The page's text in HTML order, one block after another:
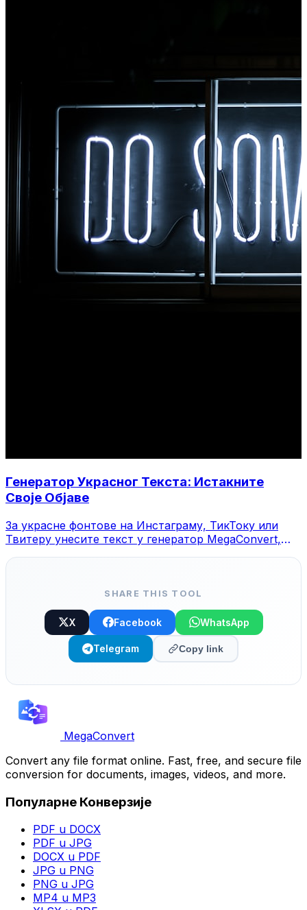
Генератор Украсног Текста: Истакните
Своје Објаве
За украсне фонтове на Инстаграму, ТикТоку или
Твитеру унесите текст у генератор MegaConvert,
SHARE THIS TOOL
X Facebook WhatsApp
Telegram Copy link
MegaConvert
Convert any file format online. Fast, free, and secure file
conversion for documents, images, videos, and more.
Популарне Конверзије
PDF u DOCX
PDF u JPG
DOCX u PDF
JPG u PNG
PNG u JPG
MP4 u MP3